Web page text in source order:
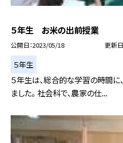
５年生 お米の出前授業
公開日 2023/05/18 更新日
５年生
５年生は、総合的な学習の時間
ました。 社会科で、農家の仕...